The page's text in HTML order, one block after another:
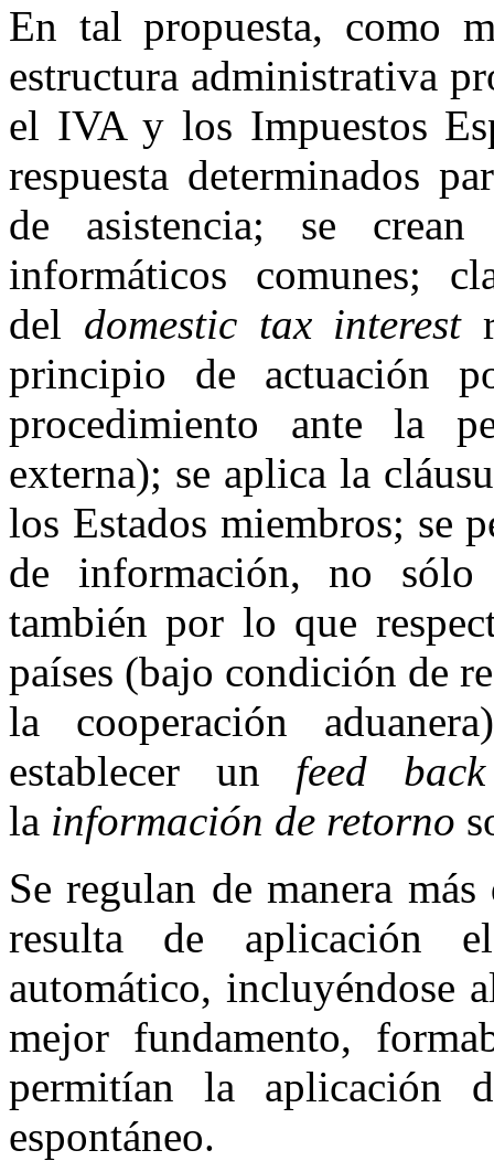
En tal propuesta, como
estructura administrativa
el IVA y los Impuestos
respuesta determinados
de asistencia; se
informáticos comunes;
del domestic tax interest
principio de actuación
procedimiento ante la
externa); se aplica la
los Estados miembros; se
de información, no
también por lo que
países (bajo condición de
la cooperación
establecer un feed back
la información de retorno
Se regulan de manera
resulta de aplicación
automático, incluyéndose
mejor fundamento,
permitían la aplicación
espontáneo.